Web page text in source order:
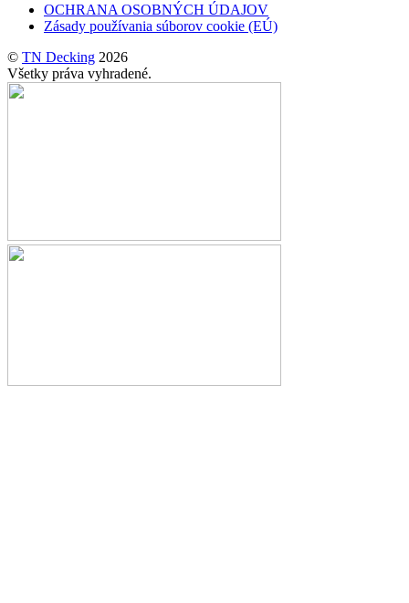
OCHRANA OSOBNÝCH ÚDAJOV
Zásady používania súborov cookie (EÚ)
© TN Decking 2026
Všetky práva vyhradené.